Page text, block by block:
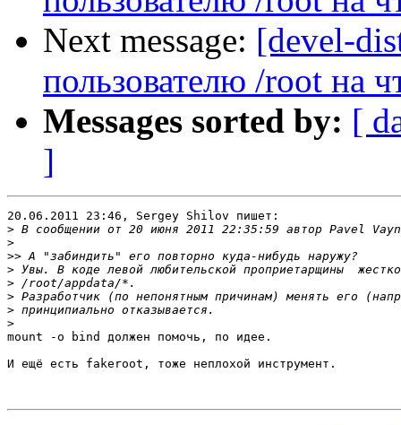
Next message: [devel-
пользователю /root на
Messages sorted by: [
]
20.06.2011 23:46, Sergey Shilov пишет:
>
>
>>
>
>
>
>
>
mount -o bind должен помочь, по идее.
И ещё есть fakeroot, тоже неплохой инструмент.